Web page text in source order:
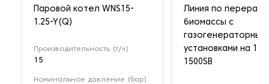
Паровой котел WNS15-
1.25-Y(Q)
Производительность (т/ч)
15
Номинальное давление (бар)
Линия по
биомассы с
установками на 1
1500SB